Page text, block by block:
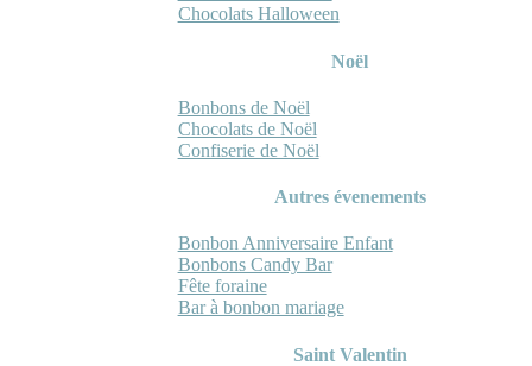
Chocolats Halloween
Noël
Bonbons de Noël
Chocolats de Noël
Confiserie de Noël
Autres évenements
Bonbon Anniversaire Enfant
Bonbons Candy Bar
Fête foraine
Bar à bonbon mariage
Saint Valentin